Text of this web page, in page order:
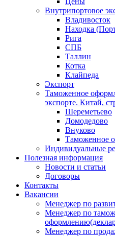
Внутрипортовое
Владивосток
Находка
Рига
СПБ
Таллин
Котка
Клайпеда
Экспорт
Таможенное
экспорте. Китай,
Шереметьево
Домодедово
Внуково
Таможенное
Индивидуальные
Полезная информация
Новости и статьи
Договоры
Контакты
Вакансии
Менеджер по
Менеджер по
Менеджер по